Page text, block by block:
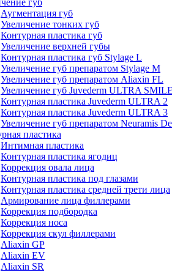
губ
Аугментация губ
Увеличение тонких губ
Контурная пластика губ
Увеличение верхней губы
Контурная пластика губ Stylage L
Увеличение губ препаратом Stylage M
Увеличение губ препаратом Aliaxin FL
Увеличение губ Juvederm ULTRA
Контурная пластика Juvederm ULTRA 2
Контурная пластика Juvederm ULTRA 3
Увеличение губ препаратом Neuramis
пластика
Интимная пластика
Контурная пластика ягодиц
Коррекция овала лица
Контурная пластика под глазами
Контурная пластика средней трети лица
Армирование лица филлерами
Коррекция подбородка
Коррекция носа
Коррекция скул филлерами
Aliaxin GP
Aliaxin EV
Aliaxin SR